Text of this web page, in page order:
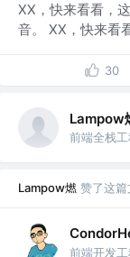
XX，快来看看，
音。 XX，快来看
30
Lampow
前端全栈
Lampow燃 赞了这篇
前端开发